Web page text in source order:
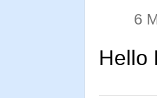
6
Hello